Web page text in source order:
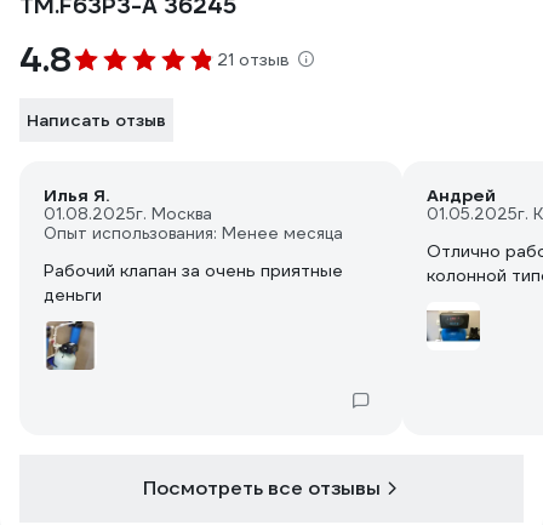
4.8 21 отзыв
Написать отзыв
Илья Я.
01.08.2025г. Москва
Опыт использования: Менее месяца
Рабочий клапан за очень приятные
деньги
Андрей
01.05.2025г.
Отлично
колонной
Посмотреть все отзывы